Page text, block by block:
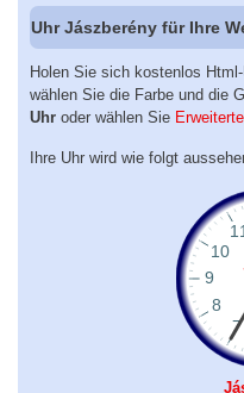
Uhr Jászberény für Ihre
Holen Sie sich kostenlos
wählen Sie die Farbe und die
Uhr oder wählen Sie
Ihre Uhr wird wie folgt